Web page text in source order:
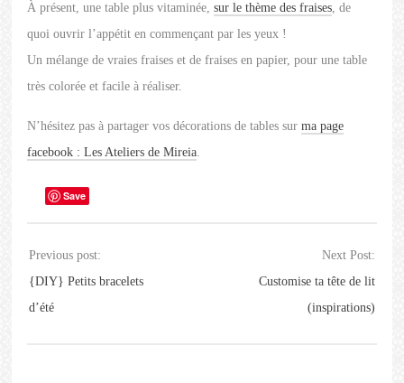
À présent, une table plus vitaminée,sur le thème des fraises, de
quoi ouvrir l’appétit en commençant par les yeux !
Un mélange de vraies fraises et de fraises en papier, pour une table
très colorée et facile à réaliser.
N’hésitez pas à partager vos décorations de tables surma page
facebook : Les Ateliers de Mireia.
Save
Previous post:
{DIY} Petits bracelets
d’été
Next Post:
Customise ta tête de lit
(inspirations)